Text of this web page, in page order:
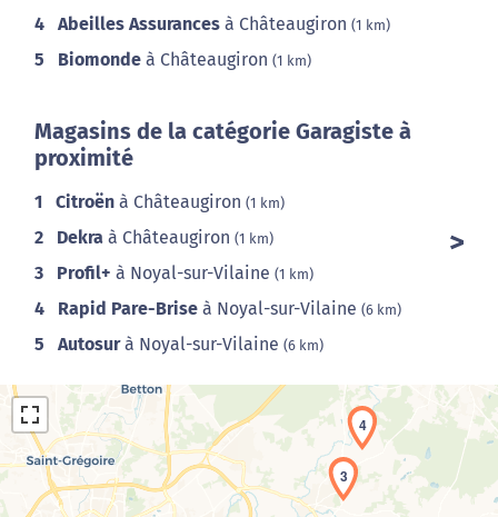
4 Abeilles Assurances à Châteaugiron (1 km)
5 Biomonde à Châteaugiron (1 km)
Magasins de la catégorie Garagiste à
proximité
1 Citroën à Châteaugiron (1 km)
2 Dekra à Châteaugiron (1 km)
3 Profil+ à Noyal-sur-Vilaine (1 km)
4 Rapid Pare-Brise à Noyal-sur-Vilaine (6 km)
5 Autosurà Noyal-sur-Vilaine (6 km)
3
4